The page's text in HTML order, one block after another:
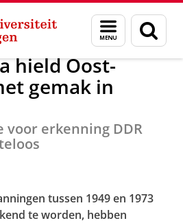
Menu
en
zoeken
Nieuwsberichten
hield Oost-
gemak in
voor erkenning DDR
tussen 1949 en 1973
te worden, hebben